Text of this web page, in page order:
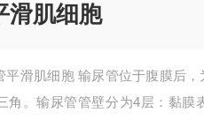
滑肌细胞
后，为一肌肉粘膜所组成管状结构，上起自
角。输尿管管壁分为4层：黏膜